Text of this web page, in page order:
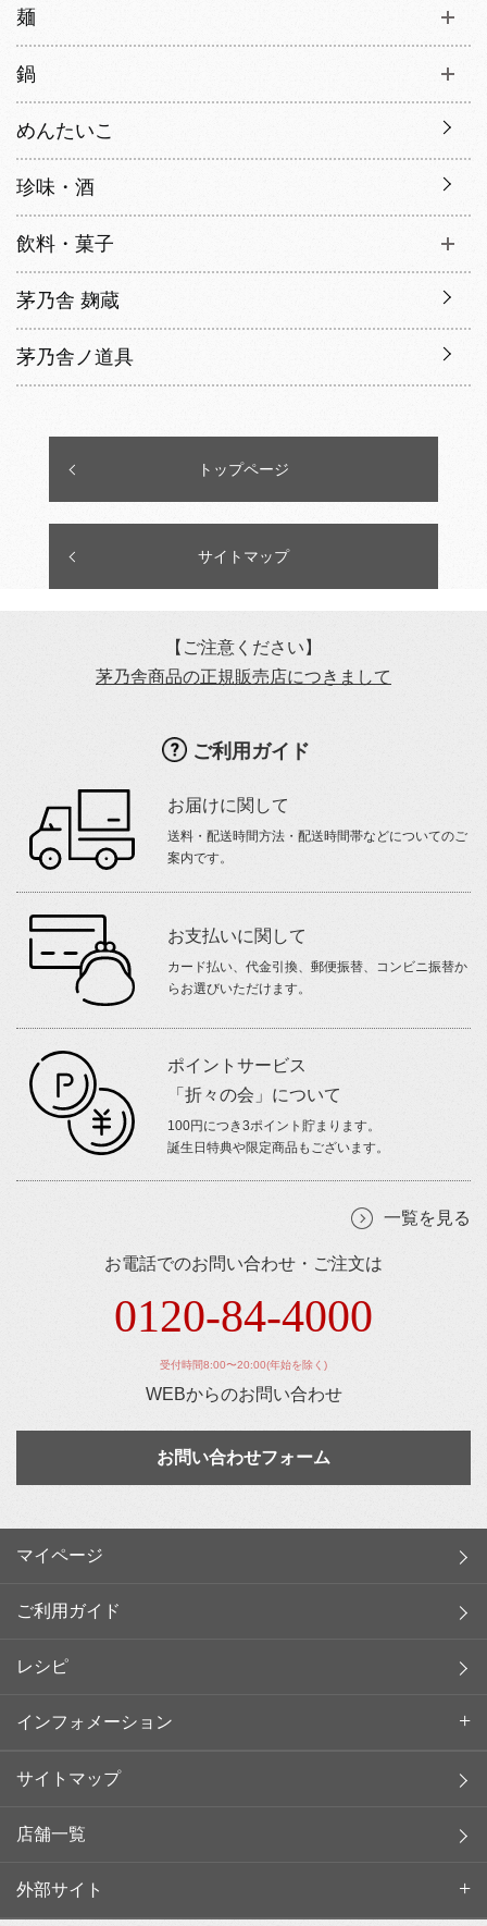
麺
鍋
めんたいこ
珍味・酒
飲料・菓子
茅乃舎 麹蔵
茅乃舎ノ道具
トップページ
サイトマップ
【ご注意ください】
茅乃舎商品の正規販売店につきまして
ご利用ガイド
お届けに関して
送料・配送時間方法・配送時間帯などについてのご
案内です。
お支払いに関して
カード払い、代金引換、郵便振替、コンビニ振替か
らお選びいただけます。
ポイントサービス
「折々の会」について
100円につき3ポイント貯まります。
誕生日特典や限定商品もございます。
一覧を見る
お電話でのお問い合わせ・ご注文は
0120-84-4000
受付時間8:00〜20:00(年始を除く)
WEBからのお問い合わせ
お問い合わせフォーム
マイページ
ご利用ガイド
レシピ
インフォメーション
サイトマップ
店舗一覧
外部サイト